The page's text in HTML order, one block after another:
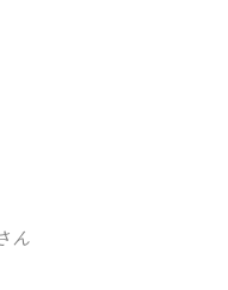
ん